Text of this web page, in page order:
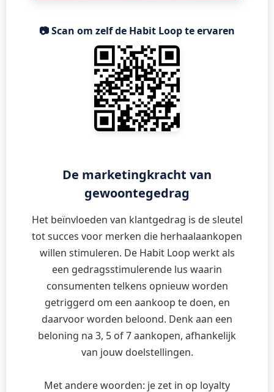
📷 Scan om zelf de Habit Loop te ervaren
De marketingkracht van
gewoontegedrag
Het beïnvloeden van klantgedrag is de sleutel
tot succes voor merken die herhaalaankopen
willen stimuleren. De Habit Loop werkt als
een gedragsstimulerende lus waarin
consumenten telkens opnieuw worden
getriggerd om een aankoop te doen, en
daarvoor worden beloond. Denk aan een
beloning na 3, 5 of 7 aankopen, afhankelijk
van jouw doelstellingen.
Met andere woorden: je zet in op loyalty